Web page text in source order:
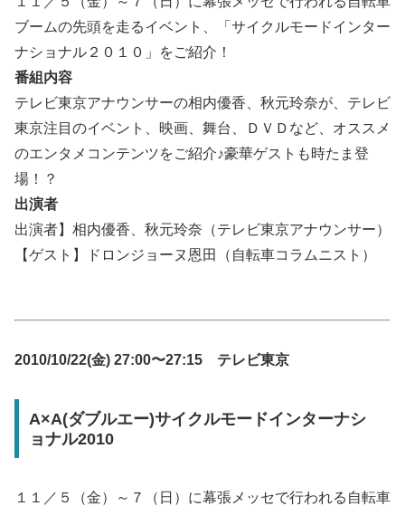
ブームの先頭を走るイベント、「サイクルモードインター
ナショナル２０１０」をご紹介！
番組内容
テレビ東京アナウンサーの相内優香、秋元玲奈が、テレビ
東京注目のイベント、映画、舞台、ＤＶＤなど、オススメ
のエンタメコンテンツをご紹介♪豪華ゲストも時たま登
場！？
出演者
出演者】相内優香、秋元玲奈（テレビ東京アナウンサー）
【ゲスト】ドロンジョーヌ恩田（自転車コラムニスト）
2010/10/22(金) 27:00〜27:15 テレビ東京
A×A(ダブルエー)サイクルモードインターナシ
ョナル2010
１１／５（金）～７（日）に幕張メッセで行われる自転車